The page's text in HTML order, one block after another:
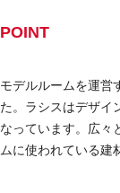
POINT
モデルルームを運営
た。ラシスはデザイ
なっています。広々
ムに使われている建